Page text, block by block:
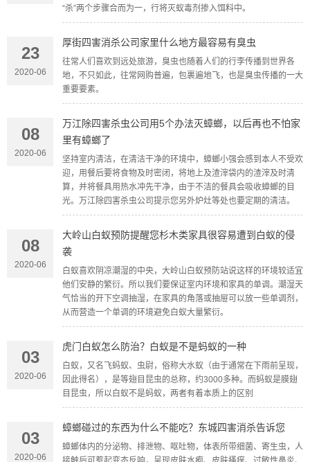
“杀”两个步骤合而为一，行将灭蚁毒剂掺入饵料中。
23
2020-06
厚街四害消杀公司家里什么地方最容易有臭虫
往常人们喜欢到远处旅游，臭虫也随着人们的行李传播到世界各
地，不只如此，往常网购普遍，包裹遍地飞，也是臭虫传播的一大
重要要素。
08
2020-06
万江除四害杀虫公司用5个办法灭蟑螂，以后再也不怕家
里有蟑螂了
坚持室内清洁，在清洁干净的环境中，蟑螂小强会感到本人不受欢
迎，用餐后要将食物及时密闭，将地上及渣滓袋内的渣滓及时清
算，并将餐具用热水冲先干净，由于不洁的餐具会吸收蟑螂的目
光。万江除四害杀虫公司提示您另外炉灶等处也要定期的清洁。
08
2020-06
大岭山白蚁预防提醒您杉木类家具很容易遭到白蚁的侵
袭
白蚁喜欢阴凉潮湿的中央，大岭山白蚁预防站说这样的环境较适宜
他们安静的繁衍。所以我们要保证室内环境和家具的单调。潮湿天
气恰当的开下空调抽湿，在家具的角落或抽屉可以放一些单调剂，
从而营造一个单调的环境避免白蚁大量繁衍。
03
2020-06
虎门白蚁怎么防治？白蚁是不是蚂蚁的一种
白蚁，又名飞蚂蚁、虫尉，俗称大水蚁（由于通常在下雨前呈现，
因此得名），是等翅目昆虫的总称，约3000多种。而蚂蚁是膜翅
目昆虫，所以白蚁不是蚂蚁，两者有着本质上的区别
03
2020-06
蟑螂碰过的东西为什么不能吃？东城四害消杀告诉您
蟑螂体内的分泌物、排泄物、呕吐物，体表所带细菌、寄生虫，人